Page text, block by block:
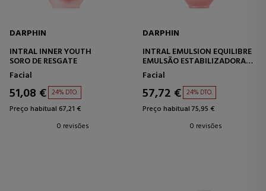
DARPHIN
INTRAL INNER YOUTH
SORO DE RESGATE
Facial
51,08 € 24% DTO.
Preço habitual 67,21 €
0 revisões
DARPHIN
INTRAL EMULSION EQUILIBRE
EMULSÃO ESTABILIZADORA
ATIVA
Facial
57,72 € 24% DTO.
Preço habitual 75,95 €
0 revisões